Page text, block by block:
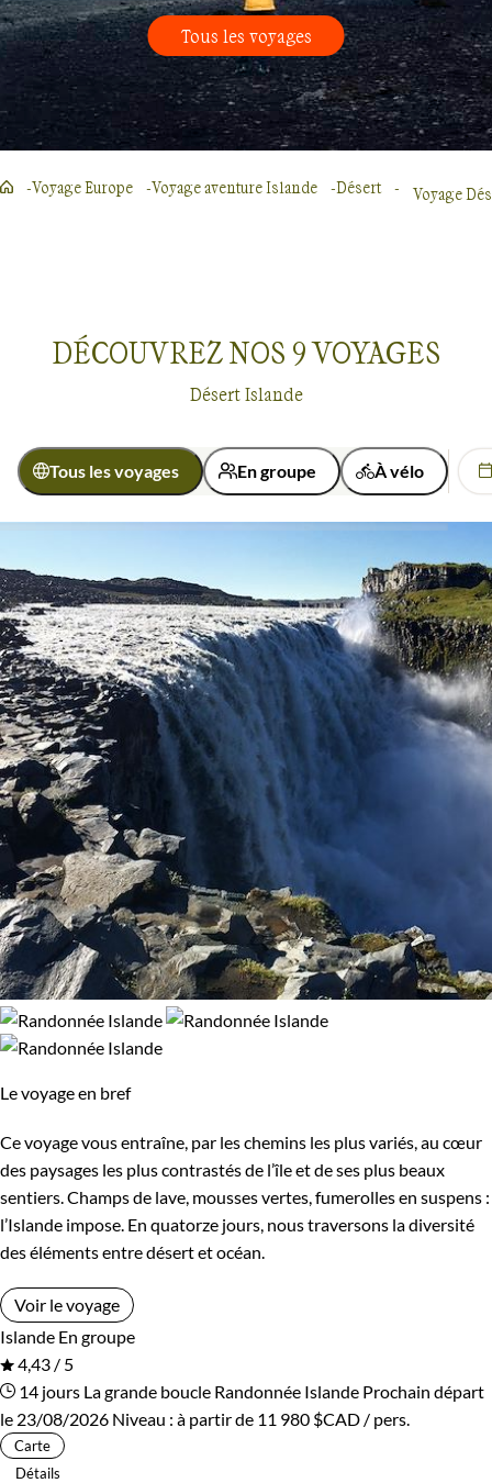
Voyages dans le désertIslande
97% de satisfaction ( 257 avis )
Tous les voyages
Voyage Europe Voyage aventure Islande Désert Voyage
DÉCOUVREZ NOS 9VOYAGES
Désert Islande
Tous les voyages En groupe À vélo
Randonnée Trek
Vélo VTT / Gravel
Confort
Bivouac, sous tente Refuge, gîte, dortoir
Itinérance
Itinérant Semi-itinérant
Environnement
Bord de mer et îles
Montagne
Le voyage en bref
Ce voyage vous entraîne, par les chemins les plus variés, au cœur
des paysages les plus contrastés de l’île et de ses plus beaux
sentiers. Champs de lave, mousses vertes, fumerolles en suspens :
l’Islande impose. En quatorze jours, nous traversons la diversité
des éléments entre désert et océan.
Voir le voyage
Islande En groupe
4,43 / 5
14 jours La grande boucle Randonnée Islande Prochain départ
le 23/08/2026 Niveau : à partir de 11 980 $CAD / pers.
Carte
Détails